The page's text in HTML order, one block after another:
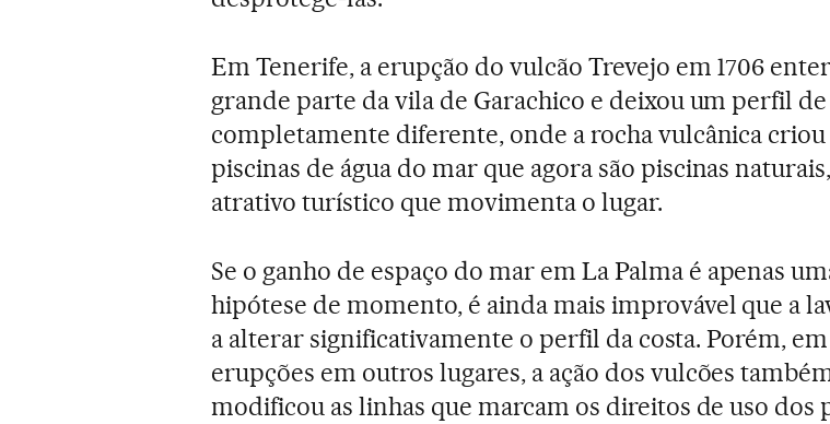
Em Tenerife, a erupção do vulcão Trevejo em 1706
grande parte da vila de Garachico e deixou um perfil
completamente diferente, onde a rocha vulcânica criou
piscinas de água do mar que agora são piscinas
atrativo turístico que movimenta o lugar.
Se o ganho de espaço do mar em La Palma é apenas
hipótese de momento, é ainda mais improvável que a
a alterar significativamente o perfil da costa. Porém,
erupções em outros lugares, a ação dos vulcões
modificou as linhas que marcam os direitos de uso dos